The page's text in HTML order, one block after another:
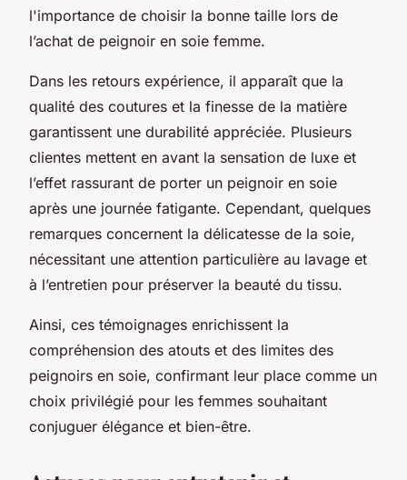
l'importance de choisir la bonne taille lors de
l’achat de peignoir en soie femme.
Dans les retours expérience, il apparaît que la
qualité des coutures et la finesse de la matière
garantissent une durabilité appréciée. Plusieurs
clientes mettent en avant la sensation de luxe et
l’effet rassurant de porter un peignoir en soie
après une journée fatigante. Cependant, quelques
remarques concernent la délicatesse de la soie,
nécessitant une attention particulière au lavage et
à l’entretien pour préserver la beauté du tissu.
Ainsi, ces témoignages enrichissent la
compréhension des atouts et des limites des
peignoirs en soie, confirmant leur place comme un
choix privilégié pour les femmes souhaitant
conjuguer élégance et bien-être.